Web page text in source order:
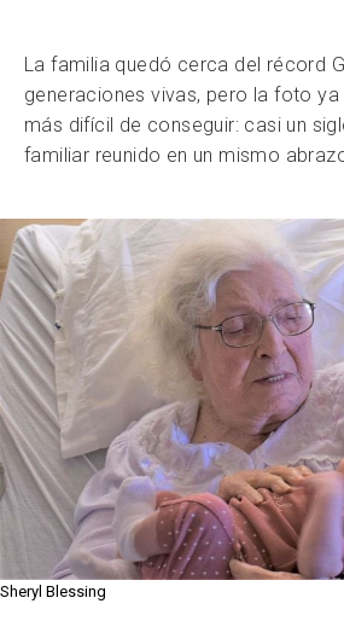
La familia quedó cerca del récord
generaciones vivas, pero la foto
más difícil de conseguir: casi un
familiar reunido en un mismo
Sheryl Blessing